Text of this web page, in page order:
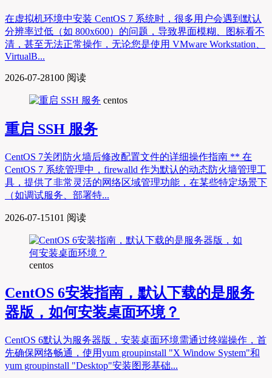
在虚拟机环境中安装 CentOS 7 系统时，很多用户会遇到默认
分辨率过低（如 800x600）的问题，导致界面模糊、图标看不
清，甚至无法正常操作，无论您是使用 VMware Workstation、
VirtualB...
2026-07-28100 阅读
centos
重启 SSH 服务
CentOS 7关闭防火墙后修改配置文件的详细操作指南 ** 在
CentOS 7 系统管理中，firewalld 作为默认的动态防火墙管理工
具，提供了非常灵活的网络区域管理功能，在某些特定场景下
（如调试服务、部署特...
2026-07-15101 阅读
centos
CentOS 6安装指南，默认下载的是服务
器版，如何安装桌面环境？
CentOS 6默认为服务器版，安装桌面环境需通过终端操作，首
先确保网络畅通，使用yum groupinstall "X Window System"和
yum groupinstall "Desktop"安装图形基础...